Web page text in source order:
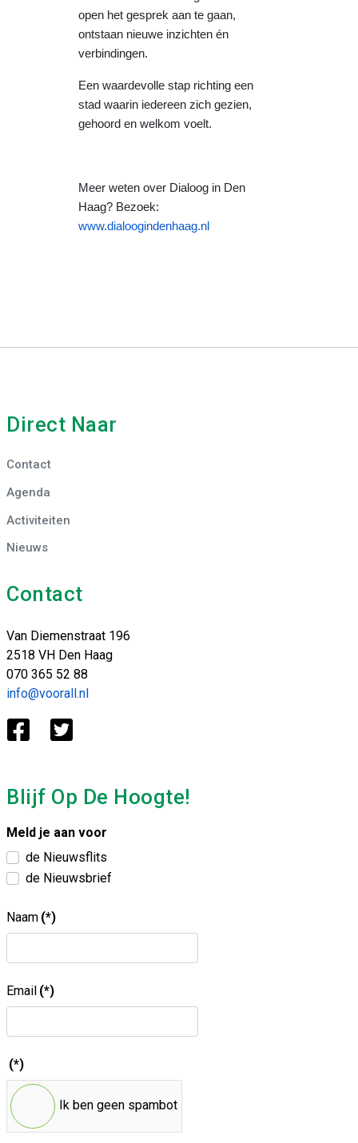
open het gesprek aan te gaan,
ontstaan nieuwe inzichten én
verbindingen.
Een waardevolle stap richting een
stad waarin iedereen zich gezien,
gehoord en welkom voelt.
Meer weten over Dialoog in Den
Haag? Bezoek:
www.dialoogindenhaag.nl
Direct Naar
Contact
Agenda
Activiteiten
Nieuws
Contact
Van Diemenstraat 196
2518 VH Den Haag
070 365 52 88
info@voorall.nl
Blijf Op De Hoogte!
Meld je aan voor
de Nieuwsflits
de Nieuwsbrief
Naam (*)
Email (*)
(*)
Ik ben geen spambot